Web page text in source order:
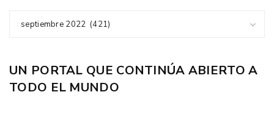
septiembre 2022 (421)
UN PORTAL QUE CONTINÚA ABIERTO A
TODO EL MUNDO